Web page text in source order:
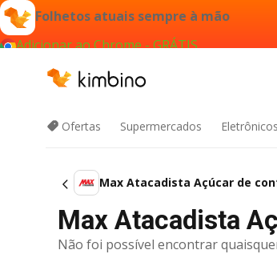
Folhetos atuais sempre à mão
Adicionar ao Chrome - GRÁTIS
Ofertas Supermercados Eletrônicos
Max Atacadista Açúcar de
Max Atacadista
Não foi possível encontrar